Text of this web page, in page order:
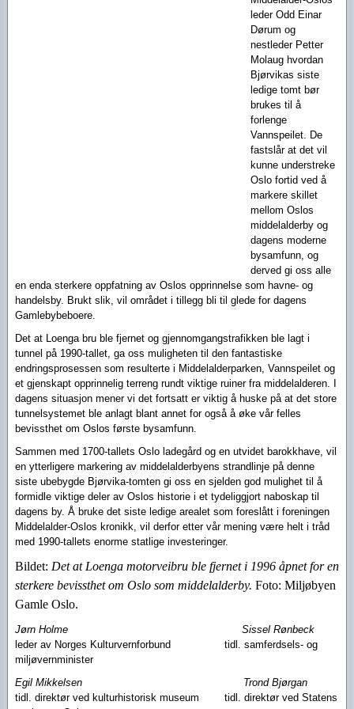
leder Odd Einar
Dørum og
nestleder Petter
Molaug hvordan
Bjørvikas siste
ledige tomt bør
brukes til å
forlenge
Vannspeilet. De
fastslår at det vil
kunne understreke
Oslo fortid ved å
markere skillet
mellom Oslos
middelalderby og
dagens moderne
bysamfunn, og
derved gi oss alle
en enda sterkere oppfatning av Oslos opprinnelse som havne- og
handelsby. Brukt slik, vil området i tillegg bli til glede for dagens
Gamlebybeboere.
Det at Loenga bru ble fjernet og gjennomgangstrafikken ble lagt i
tunnel på 1990-tallet, ga oss muligheten til den fantastiske
endringsprosessen som resulterte i Middelalderparken, Vannspeilet og
et gjenskapt opprinnelig terreng rundt viktige ruiner fra middelalderen. I
dagens situasjon mener vi det fortsatt er viktig å huske på at det store
tunnelsystemet ble anlagt blant annet for også å øke vår felles
bevissthet om Oslos første bysamfunn.
Sammen med 1700-tallets Oslo ladegård og en utvidet barokkhave, vil
en ytterligere markering av middelalderbyens strandlinje på denne
siste ubebygde Bjørvika-tomten gi oss en sjelden god mulighet til å
formidle viktige deler av Oslos historie i et tydeliggjort naboskap til
dagens by. Å bruke det siste ledige arealet som foreslått i foreningen
Middelalder-Oslos kronikk, vil derfor etter vår mening være helt i tråd
med 1990-tallets enorme statlige investeringer.
Bildet: Det at Loenga motorveibru ble fjernet i 1996 åpnet for en
sterkere bevissthet om Oslo som middelalderby. Foto: Miljøbyen
Gamle Oslo.
Jørn Holme Sissel Rønbeck
leder av Norges Kulturvernforbund tidl. samferdsels- og
miljøvernminister
Egil Mikkelsen Trond Bjørgan
tidl. direktør ved kulturhistorisk museum tidl. direktør ved Statens